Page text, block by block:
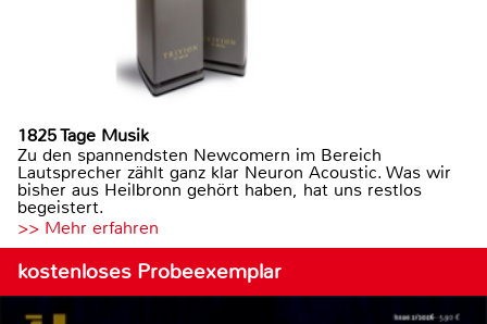
1825 Tage Musik
Zu den spannendsten Newcomern im Bereich
Lautsprecher zählt ganz klar Neuron Acoustic. Was wir
bisher aus Heilbronn gehört haben, hat uns restlos
begeistert.
>> Mehr erfahren
kostenloses Probeexemplar